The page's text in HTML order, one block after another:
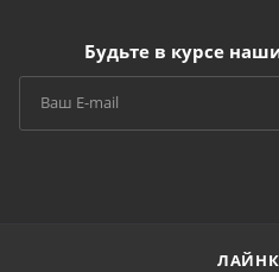
Будьте в курсе